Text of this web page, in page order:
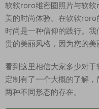
软软roro维密圈照片与软
美的时尚体验。在软软roro
时尚是一种信仰的践行。
贵的美丽风格，因为您的美
看到这里相信大家多少对于
定制有了一个大概的了解
两种不同形态的存在。